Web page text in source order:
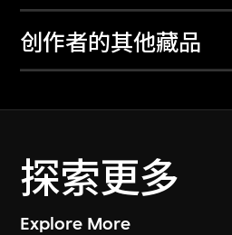
创作者的其他藏品
探索更多
Explore More